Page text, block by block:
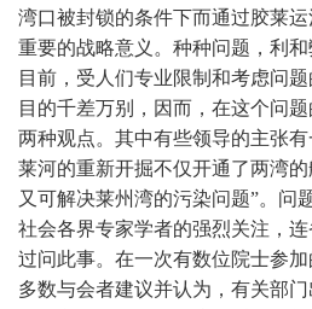
湾口被封锁的条件下而通过胶莱
重要的战略意义。种种问题，利和
目前，受人们专业限制和考虑问
目的千差万别，因而，在这个问
两种观点。其中有些领导的主张
莱河的重新开掘不仅开通了两湾的
又可解决莱州湾的污染问题”。问
社会各界专家学者的强烈关注，
过问此事。在一次有数位院士参加
多数与会者建议并认为，有关部